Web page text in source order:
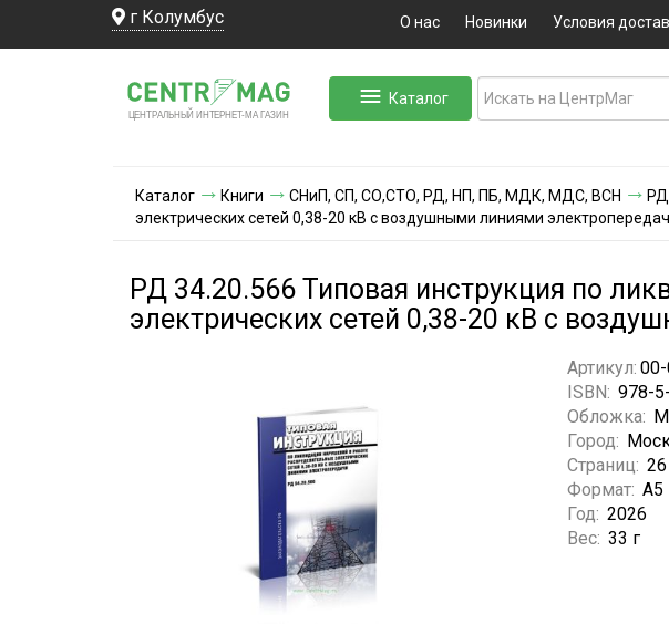
г Колумбус О нас Новинки Условия
ЦЕНТРАЛЬНЫЙ ИНТЕРНЕТ-МА ГАЗИН
Каталог
Каталог Книги СНиП, СП, СО,СТО, РД, НП, ПБ, МДК, МДС, ВСН
РД
электрических сетей 0,38-20 кВ с воздушными линиями
РД 34.20.566 Типовая инструкция по
электрических сетей 0,38-20 кВ с
Артикул:
ISBN: 978-
Обложка:
Город:
Страниц: 26
Формат: А5
Год: 2026
Вес: 33 г